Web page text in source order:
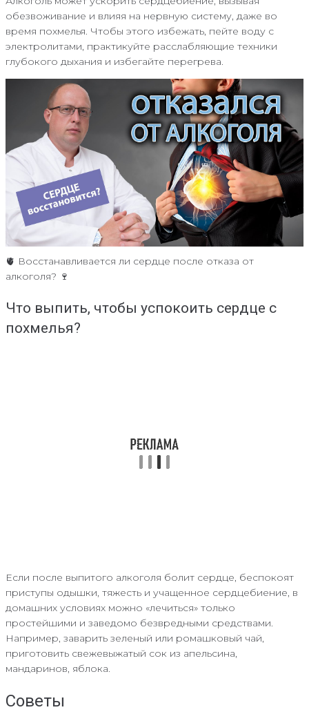
обезвоживание и влияя на нервную систему, даже во
время похмелья. Чтобы этого избежать, пейте воду с
электролитами, практикуйте расслабляющие техники
глубокого дыхания и избегайте перегрева.
🫀 Восстанавливается ли сердце после отказа от
алкоголя? 🍷
Что выпить, чтобы успокоить сердце с
похмелья?
Если после выпитого алкоголя болит сердце, беспокоят
приступы одышки, тяжесть и учащенное сердцебиение, в
домашних условиях можно «лечиться» только
простейшими и заведомо безвредными средствами.
Например, заварить зеленый или ромашковый чай,
приготовить свежевыжатый сок из апельсина,
мандаринов, яблока.
Советы